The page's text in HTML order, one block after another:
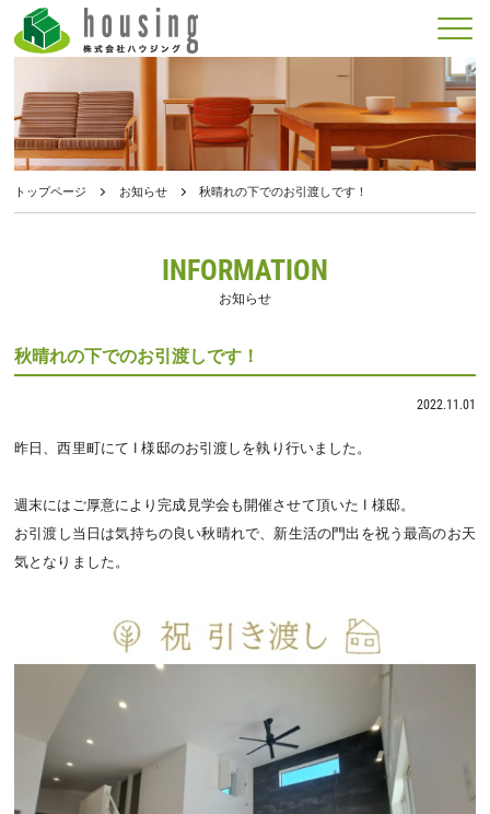
メニュー
トップページ お知らせ 秋晴れの下でのお引渡しです！
INFORMATION
お知らせ
秋晴れの下でのお引渡しです！
2022.11.01
昨日、西里町にて I 様邸のお引渡しを執り行いました。
週末にはご厚意により完成見学会も開催させて頂いた I 様邸。
お引渡し当日は気持ちの良い秋晴れで、新生活の門出を祝う最高のお天
気となりました。